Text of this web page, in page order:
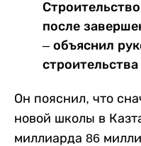
после
– объяснил
Он пояснил, что
новой школы в
миллиарда 86